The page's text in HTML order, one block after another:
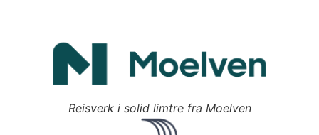
Reisverk i solid limtre fra Moelven